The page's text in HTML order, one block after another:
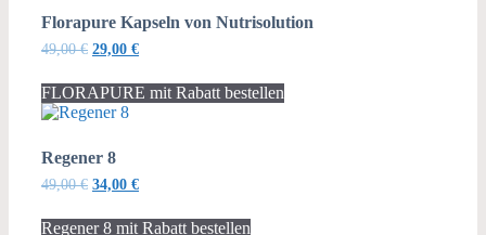
Florapure Kapseln von Nutrisolution
49,00€ Ursprünglicher
war:
49,00 €
29,00 €Aktueller
ist:
29,00 €.
FLORAPURE mit Rabatt bestellen
Regener 8
49,00€ Ursprünglicher
war:
34,00 €Aktueller
ist:
Regener 8 mit Rabatt bestellen